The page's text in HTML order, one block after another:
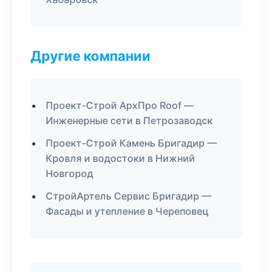
Другие компании
Проект-Строй АрхПро Roof —
Инженерные сети в Петрозаводск
Проект-Строй Камень Бригадир —
Кровля и водостоки в Нижний
Новгород
СтройАртель Сервис Бригадир —
Фасады и утепление в Череповец